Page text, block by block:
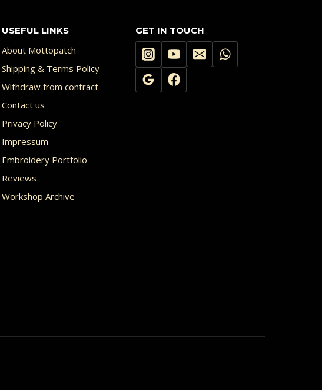
USEFUL LINKS
About Mottopatch
Shipping & Terms Policy
Withdraw from contract
Contact us
Privacy Policy
Impressum
Embroidery Portfolio
Reviews
Workshop Archive
GET IN TOUCH